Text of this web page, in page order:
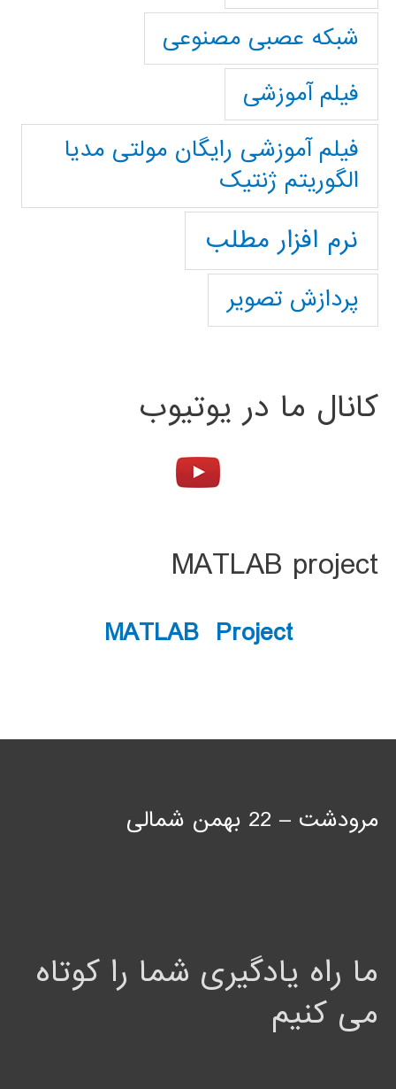
شبکه عصبی مصنوعی
فیلم آموزشی
فیلم آموزشی رایگان مولتی مدیا
الگوریتم ژنتیک
نرم افزار مطلب
پردازش تصویر
کانال ما در یوتیوب
MATLAB project
MATLAB Project
مرودشت – 22 بهمن شمالی
ما راه یادگیری شما را کوتاه
می کنیم